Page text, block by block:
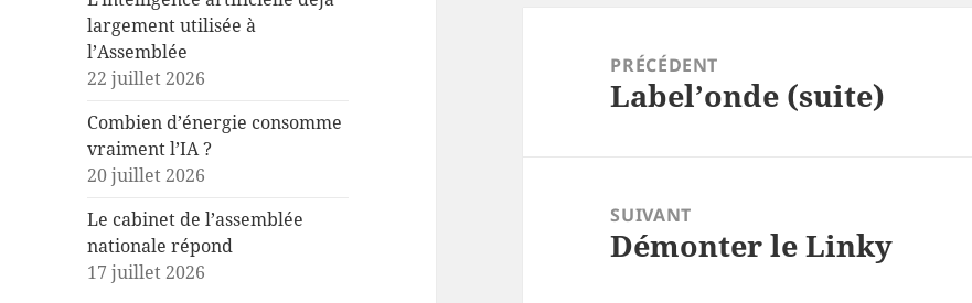
largement utilisée à
l’Assemblée
22 juillet 2026
Combien d’énergie consomme
vraiment l’IA ?
20 juillet 2026
Le cabinet de l’assemblée
nationale répond
17 juillet 2026
PRÉCÉDENT
Article
Label’onde (suite)
SUIVANT
Article
Démonter le Linky